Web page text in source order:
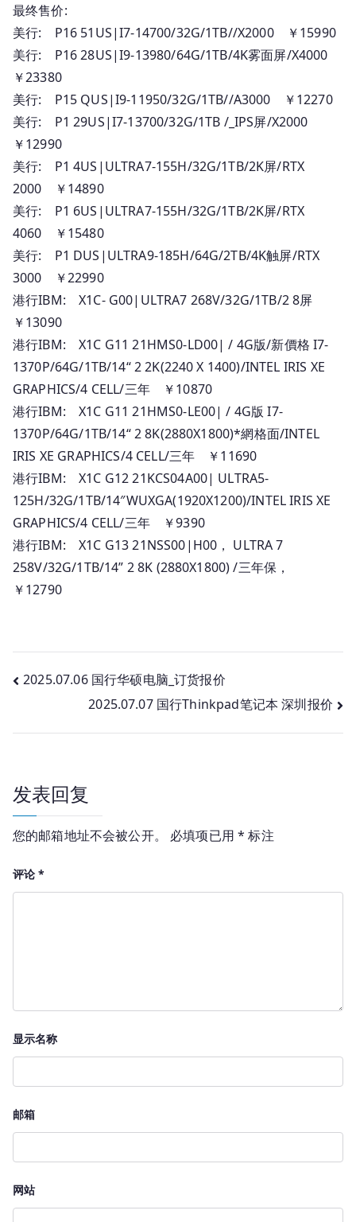
行
貨
記
本
人
民
幣
報
價
最终售价:
美行: P16 51US|I7-14700/32G/1TB//X2000 ￥15990
美行: P16 28US|I9-13980/64G/1TB/4K雾面屏/X4000
￥23380
美行: P15 QUS|I9-11950/32G/1TB//A3000 ￥12270
美行: P1 29US|I7-13700/32G/1TB /_IPS屏/X2000
￥12990
美行: P1 4US|ULTRA7-155H/32G/1TB/2K屏/RTX
2000 ￥14890
美行: P1 6US|ULTRA7-155H/32G/1TB/2K屏/RTX
4060 ￥15480
美行: P1 DUS|ULTRA9-185H/64G/2TB/4K触屏/RTX
3000 ￥22990
港行IBM: X1C- G00|ULTRA7 268V/32G/1TB/2 8屏
￥13090
港行IBM: X1C G11 21HMS0-LD00| / 4G版/新價格 I7-
1370P/64G/1TB/14“ 2 2K(2240 X 1400)/INTEL IRIS XE
GRAPHICS/4 CELL/三年 ￥10870
港行IBM: X1C G11 21HMS0-LE00| / 4G版 I7-
1370P/64G/1TB/14“ 2 8K(2880X1800)*網格面/INTEL
IRIS XE GRAPHICS/4 CELL/三年 ￥11690
港行IBM: X1C G12 21KCS04A00| ULTRA5-
125H/32G/1TB/14″WUXGA(1920X1200)/INTEL IRIS XE
GRAPHICS/4 CELL/三年 ￥9390
港行IBM: X1C G13 21NSS00|H00， ULTRA 7
258V/32G/1TB/14” 2 8K (2880X1800) /三年保，
￥12790
文
航
2025.07.06 国行华硕电脑_订货报价
2025.07.07 国行Thinkpad笔记本 深圳报价
发表回复
您的邮箱地址不会被公开。 必填项已用* 标注
评论*
显示名称
邮箱
网站